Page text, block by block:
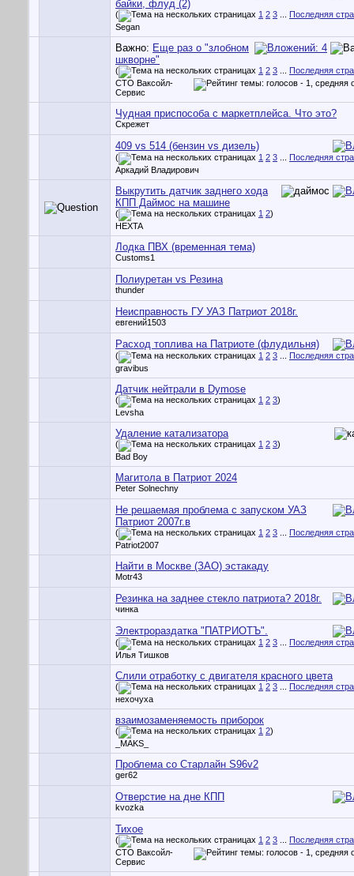
байки, флуд (2)
( 1 2 3
Последняя
Segan
Важно: Еще раз о "злобном
шкворне"
( 1 2 3
Последняя
СТО Ваксойл-
Сервис
Чудная приспособа с маркетплейса. Что это?
Скрежет
409 vs 514 (бензин vs дизель)
( 1 2 3
Последняя
Аркадий Владирович
Выкрутить датчик заднего хода
КПП Даймос на машине
( 1 2)
HEXTA
Лодка ПВХ (временная тема)
Customs1
Полиуретан vs Резина
thunder
Неисправность ГУ УАЗ Патриот 2018г.
евгений1503
Расход топлива на Патриоте (флудильня)
( 1 2 3
Последняя
gravibus
Датчик нейтрали в Dymose
( 1 2 3)
Levsha
Удаление катализатора
( 1 2 3)
Bad Boy
Магитола в Патриот 2024
Peter Solnechny
Не решаемая проблема с запуском УАЗ
Патриот 2007г.в
( 1 2 3
Последняя
Patriot2007
Найти в Москве (ЗАО) эстакаду
Motr43
Резинка на заднее стекло патриота? 2018г.
чинка
Электрораздатка "ПАТРИОТЪ".
( 1 2 3
Последняя
Илья Тишков
Слили отработку с двигателя красного цвета
( 1 2 3
Последняя
нехочуха
взаимозаменяемость приборок
( 1 2)
_MAKS_
Проблема со Старлайн S96v2
ger62
Отверстие на дне КПП
kvozka
Тихое
( 1 2 3
Последняя
СТО Ваксойл-
Сервис